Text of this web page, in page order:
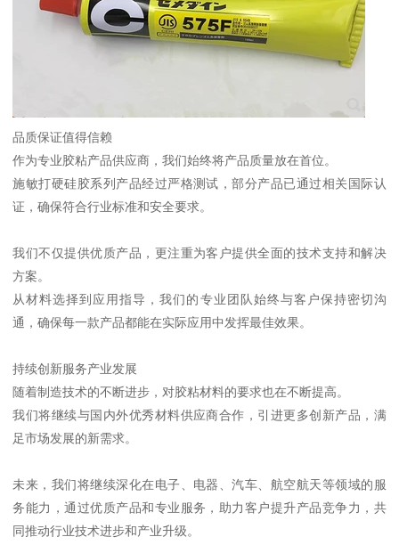
品质保证值得信赖
作为专业胶粘产品供应商，我们始终将产品质量放在首位。
施敏打硬硅胶系列产品经过严格测试，部分产品已通过相关国际认
证，确保符合行业标准和安全要求。
我们不仅提供优质产品，更注重为客户提供全面的技术支持和解决
方案。
从材料选择到应用指导，我们的专业团队始终与客户保持密切沟
通，确保每一款产品都能在实际应用中发挥最佳效果。
持续创新服务产业发展
随着制造技术的不断进步，对胶粘材料的要求也在不断提高。
我们将继续与国内外优秀材料供应商合作，引进更多创新产品，满
足市场发展的新需求。
未来，我们将继续深化在电子、电器、汽车、航空航天等领域的服
务能力，通过优质产品和专业服务，助力客户提升产品竞争力，共
同推动行业技术进步和产业升级。